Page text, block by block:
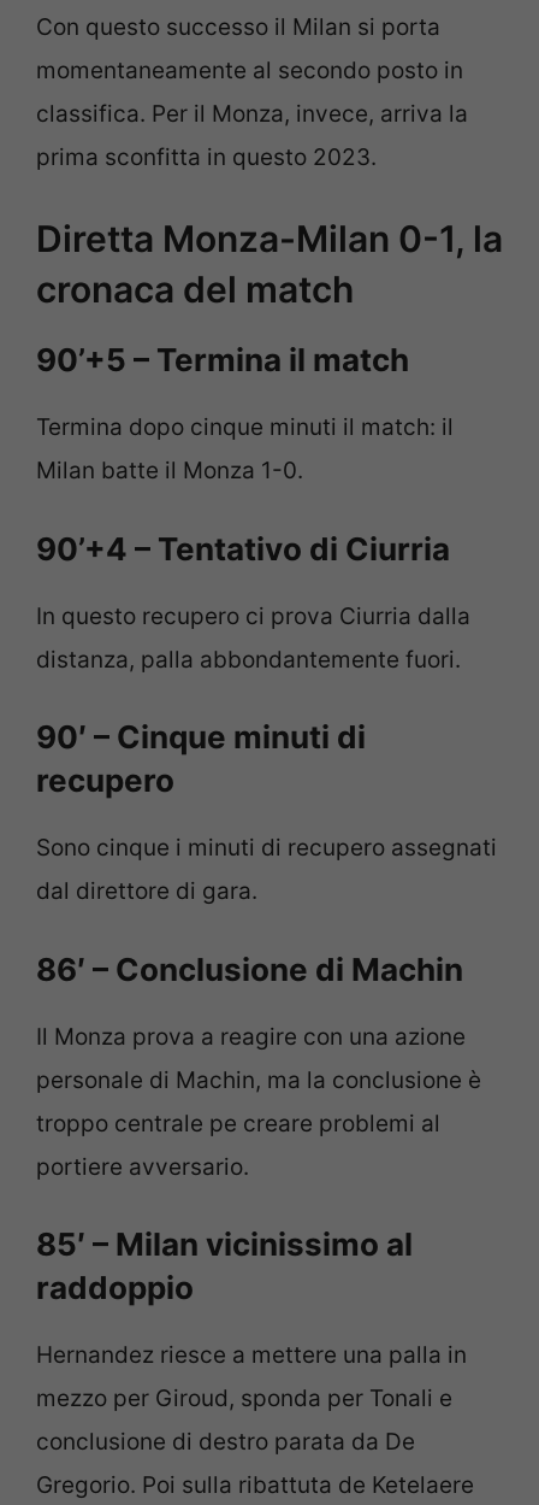
Con questo successo il Milan si porta
momentaneamente al secondo posto in
classifica. Per il Monza, invece, arriva la
prima sconfitta in questo 2023.
Diretta Monza-Milan 0-1, la
cronaca del match
90’+5 – Termina il match
Termina dopo cinque minuti il match: il
Milan batte il Monza 1-0.
90’+4 – Tentativo di Ciurria
In questo recupero ci prova Ciurria dalla
distanza, palla abbondantemente fuori.
90′ – Cinque minuti di
recupero
Sono cinque i minuti di recupero assegnati
dal direttore di gara.
86′ – Conclusione di Machin
Il Monza prova a reagire con una azione
personale di Machin, ma la conclusione è
troppo centrale pe creare problemi al
portiere avversario.
85′ – Milan vicinissimo al
raddoppio
Hernandez riesce a mettere una palla in
mezzo per Giroud, sponda per Tonali e
conclusione di destro parata da De
Gregorio. Poi sulla ribattuta de Ketelaere